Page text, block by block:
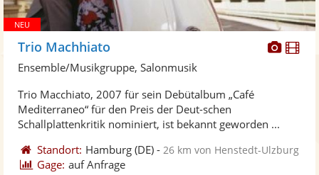
Trio Machhiato
Ensemble/Musikgruppe, Salonmusik
Trio Macchiato, 2007 für sein Debütalbum „Café
Mediterraneo“ für den Preis der Deut-schen
Schallplattenkritik nominiert, ist bekannt geworden ...
Standort: Hamburg (DE) - 26 km von Henstedt-Ulzburg
Gage: auf Anfrage